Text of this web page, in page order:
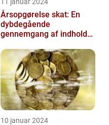
Årsopgørelse skat: En
dybdegående
gennemgang af indholdet
tiden
10 januar 2024